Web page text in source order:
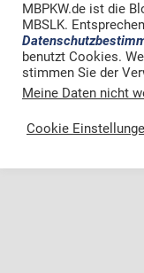
KEINE
MBPKW.de ist die
MBSLK.
benutzt Cookies.
stimmen Sie der
Meine Daten nicht
Cookie